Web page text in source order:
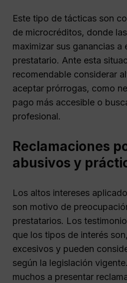
Este tipo de tácticas son
de microcréditos, donde
maximizar sus ganancias a
prestatario. Ante esta
recomendable considerar
aceptar prórrogas, como
pago más accesible o
profesional.
Reclamaciones
abusivos y
Los altos intereses
son motivo de
prestatarios. Los
que los tipos de interés
excesivos y pueden
según la legislación
muchos a presentar